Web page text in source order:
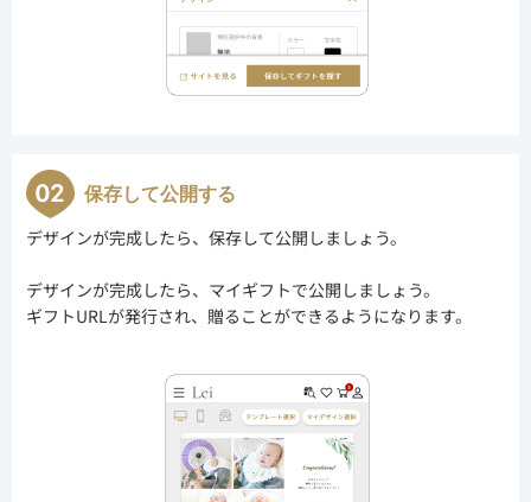
保存して公開する
デザインが完成したら、保存して公開しましょう。
デザインが完成したら、マイギフトで公開しましょう。
ギフトURLが発行され、贈ることができるようになります。